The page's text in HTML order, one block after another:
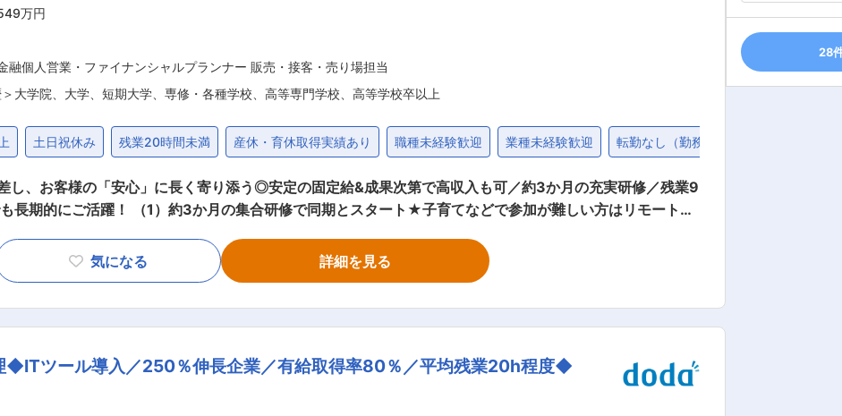
ー工法（専用アタッチメントで工期短縮を実現）で業績拡大中。官公庁から受注する公共案件7割、民間工
万円
融個人営業・ファイナンシャルプランナー 販売・接客・売り場担当
＞大学院、大学、短期大学、専修・各種学校、高等専門学校、高等学校卒以上
土日祝休み 残業20時間未満 産休・育休取得実績あり 職種未経験歓迎 業種未経験歓迎 転勤なし（勤務地限定）
し、お客様の「安心」に長く寄り添う◎安定の固定給&成果次第で高収入も可／約3か月の充実研修／残業9.
験スタートの社員が多く定着・活躍中 （3）日本郵政Gならではの安心できる評価制度 └フルコミッション
基本給制度。加えて成果に応じた報酬 └ノルマはなく上長と相談しながら目標設定。売上だけでなく、お
問準備・事務作業）／17:15退社 既存顧客への提案・フォローがメインです。 郵便局
聞いていただきやすく、アポイント取得や訪問時のハードルが低い点も特徴です。「あなたに相談した
気になる 詳細を見る
◆ITツール導入／250％伸長企業／有給取得率80％／平均残業20h程度◆
28